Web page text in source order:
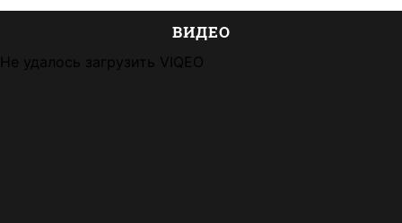
ВИДЕО
Не удалось загрузить VIQEO